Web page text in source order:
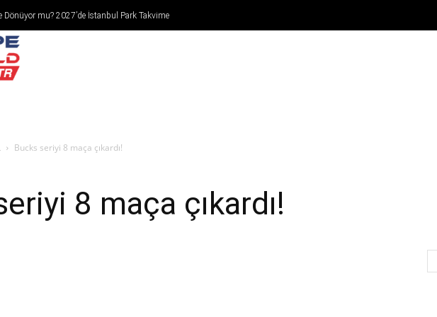
Dönüyor mu? 2027’de İstanbul Park Takvime
Bucks seriyi 8 maça çıkardı!
8 maça çıkardı!